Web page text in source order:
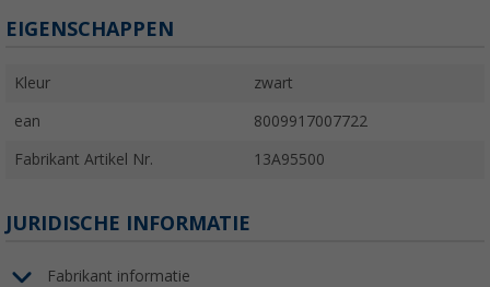
EIGENSCHAPPEN
Kleur zwart
ean 8009917007722
Fabrikant Artikel Nr. 13A95500
JURIDISCHE INFORMATIE
Fabrikant informatie